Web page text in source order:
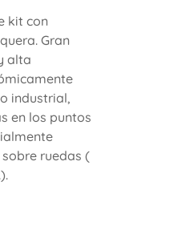
kit con
Gran
alta
industrial,
en los puntos
ruedas (